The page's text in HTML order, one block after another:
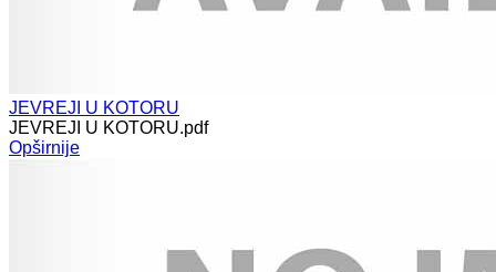
JEVREJI U KOTORU
JEVREJI U KOTORU.pdf
Opširnije